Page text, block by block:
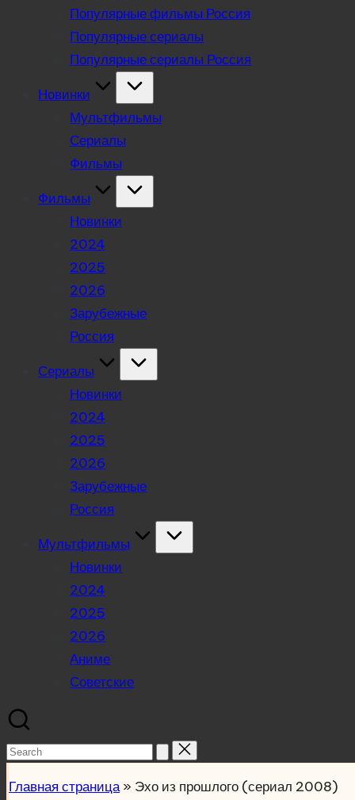
Популярные фильмы Россия
Популярные сериалы
Популярные сериалы Россия
Новинки
Мультфильмы
Сериалы
Фильмы
Фильмы
Новинки
2024
2025
2026
Зарубежные
Россия
Сериалы
Новинки
2024
2025
2026
Зарубежные
Россия
Мультфильмы
Новинки
2024
2025
2026
Аниме
Советские
Search
Главная страница» Эхо из прошлого (сериал 2008)